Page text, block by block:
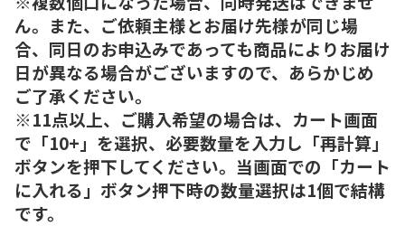
ん。また、ご依頼主様とお届け先様が同じ場
合、同日のお申込みであっても商品によりお届け
日が異なる場合がございますので、あらかじめ
ご了承ください。
※11点以上、ご購入希望の場合は、カート画面
で「10+」を選択、必要数量を入力し「再計算」
ボタンを押下してください。当画面での「カート
に入れる」ボタン押下時の数量選択は1個で結構
です。